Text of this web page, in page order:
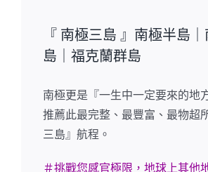
『 南極三島 』南極半島
島｜福克蘭群島
南極更是『一生中一定要來的地
推薦此最完整、最豐富、最物超
三島』航程。
＃挑戰您感官極限，地球上其他